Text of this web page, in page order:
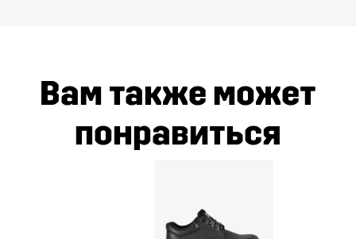
Вам также может
понравиться